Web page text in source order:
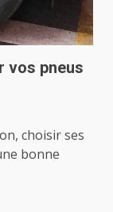
vos pneus
choisir ses
bonne